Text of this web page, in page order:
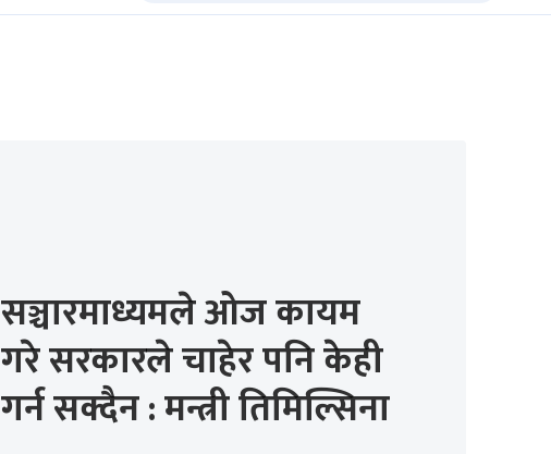
सञ्चारमाध्यमले ओज कायम
गरे सरकारले चाहेर पनि केही
गर्न सक्दैन : मन्त्री तिमिल्सिना